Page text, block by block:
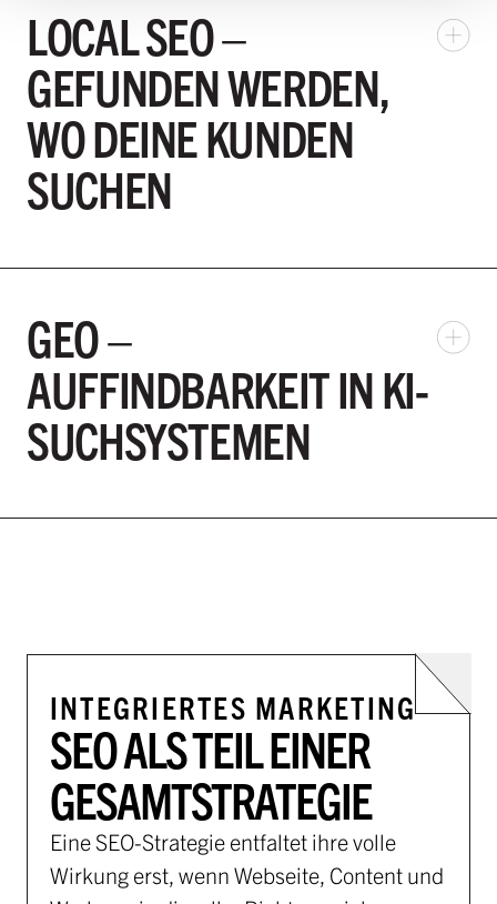
LOCAL SEO –
GEFUNDEN WERDEN,
WO DEINE KUNDEN
SUCHEN
GEO –
AUFFINDBARKEIT IN KI-
SUCHSYSTEMEN
SEO ALS TEIL EINER
GESAMTSTRATEGIE
INTEGRIERTES MARKETING
Eine SEO-Strategie entfaltet ihre volle
Wirkung erst, wenn Webseite, Content und